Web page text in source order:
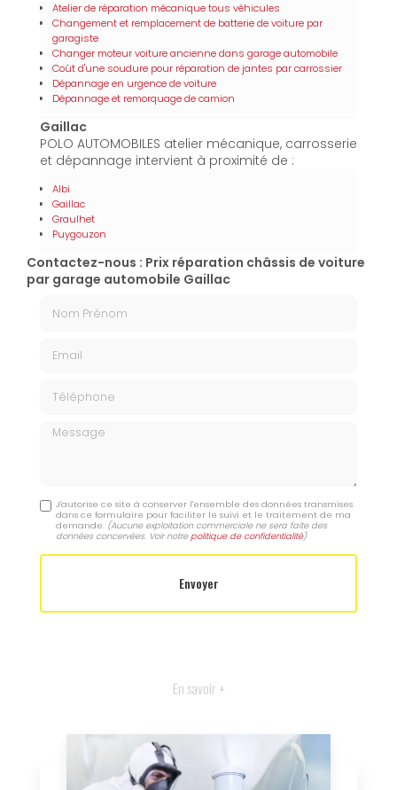
Atelier de réparation mécanique tous véhicules
Changement et remplacement de batterie de voiture par
garagiste
Changer moteur voiture ancienne dans garage automobile
Coût d'une soudure pour réparation de jantes par carrossier
Dépannage en urgence de voiture
Dépannage et remorquage de camion
Gaillac
POLO AUTOMOBILES atelier mécanique, carrosserie
et dépannage intervient à proximité de :
Albi
Gaillac
Graulhet
Puygouzon
Contactez-nous : Prix réparation châssis de voiture
par garage automobile Gaillac
Message
J'autorise ce site à conserver l'ensemble des données transmises
dans ce formulaire pour faciliter le suivi et le traitement de ma
demande. (Aucune exploitation commerciale ne sera faite des
données concervées. Voir notrepolitique de confidentialité)
En savoir +